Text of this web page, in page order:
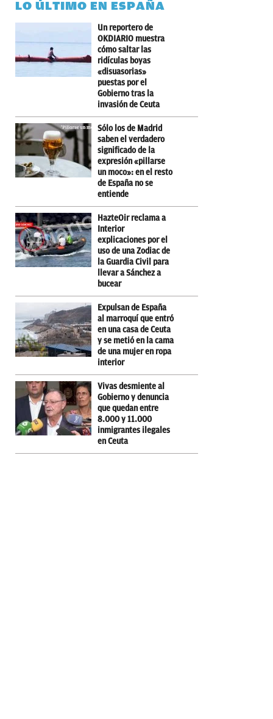
LO ÚLTIMO EN ESPAÑA
Un reportero de
OKDIARIO muestra
cómo saltar las
ridículas boyas
«disuasorias»
puestas por el
Gobierno tras la
invasión de Ceuta
Sólo los de Madrid
saben el verdadero
significado de la
expresión «pillarse
un moco»: en el resto
de España no se
entiende
HazteOir reclama a
Interior
explicaciones por el
uso de una Zodiac de
la Guardia Civil para
llevar a Sánchez a
bucear
Expulsan de España
al marroquí que entró
en una casa de Ceuta
y se metió en la cama
de una mujer en ropa
interior
Vivas desmiente al
Gobierno y denuncia
que quedan entre
8.000 y 11.000
inmigrantes ilegales
en Ceuta